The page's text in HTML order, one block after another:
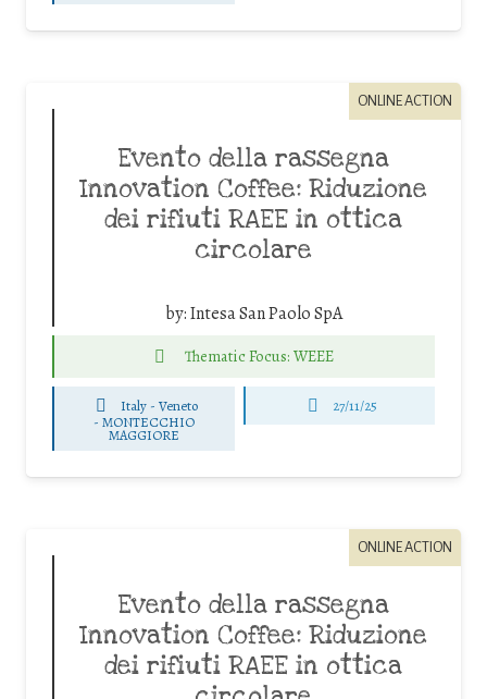
ONLINE ACTION
Evento della rassegna
Innovation Coffee: Riduzione
dei rifiuti RAEE in ottica
circolare
by:Intesa San Paolo SpA
Thematic Focus: WEEE
Italy - Veneto
-MONTECCHIO
MAGGIORE
27/11/25
ONLINE ACTION
Evento della rassegna
Innovation Coffee: Riduzione
dei rifiuti RAEE in ottica